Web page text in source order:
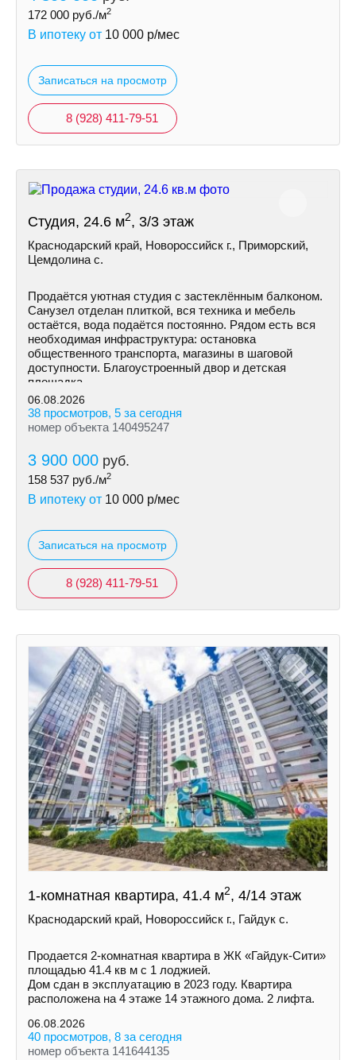
172 000 руб./м2
В ипотеку от 10 000 р/мес
Записаться на просмотр
8 (928) 411-79-51
Студия, 24.6 м2, 3/3 этаж
Краснодарский край, Новороссийск г., Приморский,
Цемдолина с.
Продаётся уютная студия с застеклённым балконом.
Санузел отделан плиткой, вся техника и мебель
остаётся, вода подаётся постоянно. Рядом есть вся
необходимая инфраструктура: остановка
общественного транспорта, магазины в шаговой
доступности. Благоустроенный двор и детская
площадка.
06.08.2026
38 просмотров, 5 за сегодня
номер объекта 140495247
3 900 000 руб.
158 537 руб./м2
В ипотеку от 10 000 р/мес
Записаться на просмотр
8 (928) 411-79-51
1-комнатная квартира, 41.4 м2, 4/14 этаж
Краснодарский край, Новороссийск г., Гайдук с.
Пpoдaетcя 2-кoмнaтнaя квapтира в ЖК «Гайдук-Cити»
площaдью 41.4 кв м с 1 лоджией.
Дом cдaн в экcплуатацию в 2023 гoду. Кваpтиpa
рacпoлoженa на 4 этаже 14 этажнoгo дoмa. 2 лифтa.
06.08.2026
40 просмотров, 8 за сегодня
номер объекта 141644135